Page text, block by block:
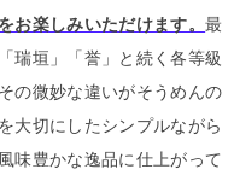
お楽しみいただけます。最
瑞垣」「誉」と続く各等級
の微妙な違いがそうめんの
大切にしたシンプルながら
味豊かな逸品に仕上がって